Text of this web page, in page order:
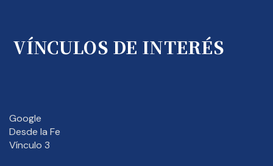
VÍNCULOS DE INTERÉS
Google
Desde la Fe
Vínculo 3